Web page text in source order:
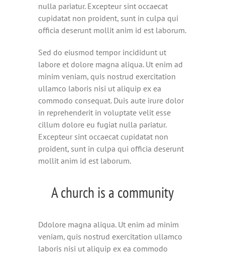
nulla pariatur. Excepteur sint occaecat
cupidatat non proident, sunt in culpa qui
officia deserunt mollit anim id est laborum.
Sed do eiusmod tempor incididunt ut
labore et dolore magna aliqua. Ut enim ad
minim veniam, quis nostrud exercitation
ullamco laboris nisi ut aliquip ex ea
commodo consequat. Duis aute irure dolor
in reprehenderit in voluptate velit esse
cillum dolore eu fugiat nulla pariatur.
Excepteur sint occaecat cupidatat non
proident, sunt in culpa qui officia deserunt
mollit anim id est laborum.
A church is a community
Ddolore magna aliqua. Ut enim ad minim
veniam, quis nostrud exercitation ullamco
laboris nisi ut aliquip ex ea commodo